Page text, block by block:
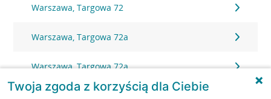
Warszawa, Targowa 72
Warszawa, Targowa 72a
Warszawa, Targowa 72a
Warszawa, ul. Bora-Komorowskiego 21
Twoja zgoda z korzyścią dla Ciebie